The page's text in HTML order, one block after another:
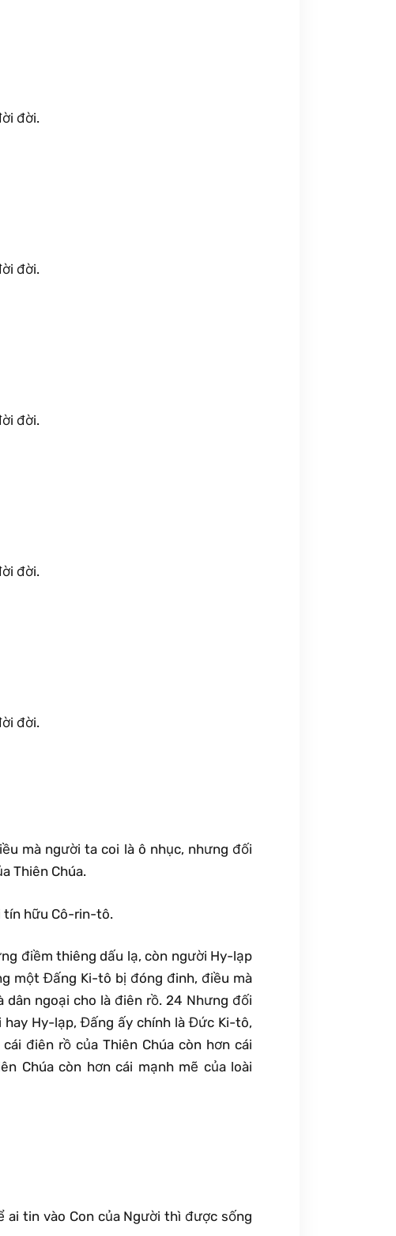
đời.
đời.
đời.
đời.
đời.
mà người ta coi là ô nhục, nhưng đối
Thiên Chúa.
tín hữu Cô-rin-tô.
điềm thiêng dấu lạ, còn người Hy-lạp
một Đấng Ki-tô bị đóng đinh, điều mà
ngoại cho là điên rồ. 24 Nhưng đối
Hy-lạp, Đấng ấy chính là Đức Ki-tô,
điên rồ của Thiên Chúa còn hơn cái
Chúa còn hơn cái mạnh mẽ của loài
ai tin vào Con của Người thì được sống